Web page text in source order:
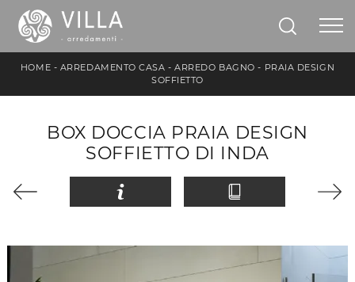
HOME - ARREDAMENTO CASA -ARREDO BAGNO - PRAIA DESIGN
SOFFIETTO
BOX DOCCIA PRAIA DESIGN
SOFFIETTO DI INDA